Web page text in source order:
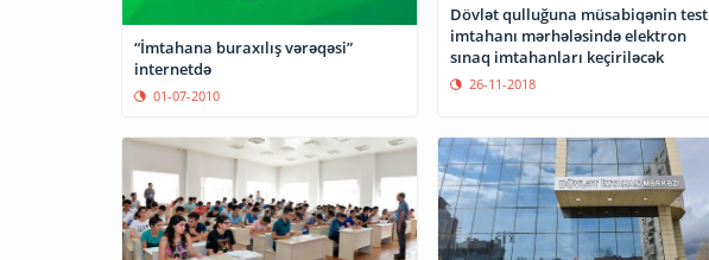
“İmtahana buraxılış vərəqəsi”
internetdə
01-07-2010
Dövlət qulluğuna müsabiqənin test
imtahanı mərhələsində elektron
sınaq imtahanları keçiriləcək
26-11-2018